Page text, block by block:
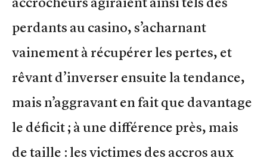
perdants au casino, s’acharnant
vainement à récupérer les pertes, et
rêvant d’inverser ensuite la tendance,
mais n’aggravant en fait que davantage
le déficit ; à une différence près, mais
de taille : les victimes des accros aux